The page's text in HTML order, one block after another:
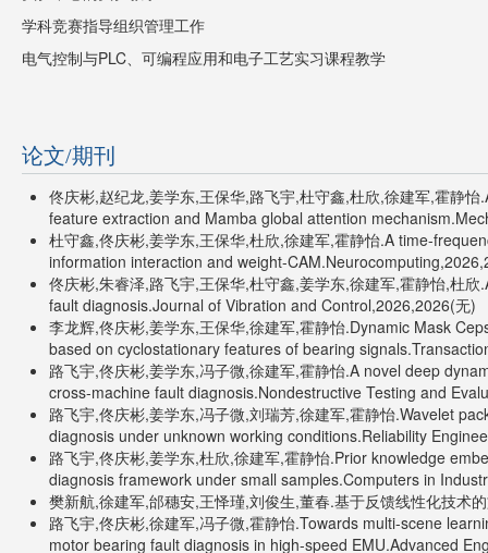
学科竞赛指导组织管理工作
电气控制与PLC、可编程应用和电子工艺实习课程教学
论文/期刊
佟庆彬,赵纪龙,姜学东,王保华,路飞宇,杜守鑫,杜欣,徐建军,霍静
feature extraction and Mamba global attention
杜守鑫,佟庆彬,姜学东,王保华,杜欣,徐建军,霍静怡.A time-
information interaction and weight-
佟庆彬,朱睿泽,路飞宇,王保华,杜守鑫,姜学东,徐建军,霍静怡,杜
fault diagnosis.Journal of Vibration and Control,2026,2026(无)
李龙辉,佟庆彬,姜学东,王保华,徐建军,霍静怡.Dynamic Mask
based on cyclostationary features of bearing
路飞宇,佟庆彬,姜学东,冯子微,徐建军,霍静怡.A novel deep
cross-machine fault diagnosis.Nondestructive Testing and
路飞宇,佟庆彬,姜学东,冯子微,刘瑞芳,徐建军,霍静怡.Wavelet
diagnosis under unknown working conditions.Reliability
路飞宇,佟庆彬,姜学东,杜欣,徐建军,霍静怡.Prior knowledge
diagnosis framework under small samples.Computers in
樊新航,徐建军,邰穗安,王怿瑾,刘俊生,董春.基于反馈线性化技术
路飞宇,佟庆彬,徐建军,冯子微,霍静怡.Towards multi-scene
motor bearing fault diagnosis in high-speed EMU.Advanced